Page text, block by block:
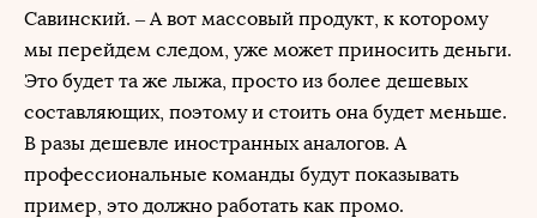
Савинский. – А вот массовый продукт, к которому
мы перейдем следом, уже может приносить деньги.
Это будет та же лыжа, просто из более дешевых
составляющих, поэтому и стоить она будет меньше.
В разы дешевле иностранных аналогов. А
профессиональные команды будут показывать
пример, это должно работать как промо.